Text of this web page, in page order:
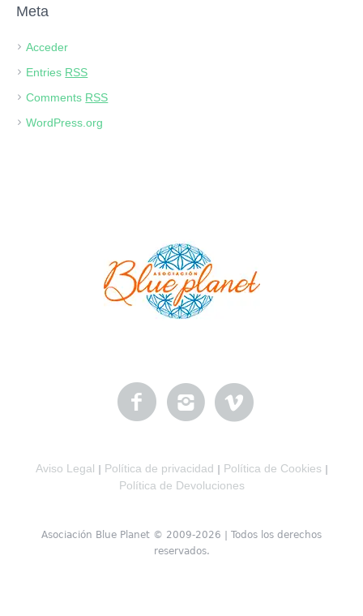
Meta
Acceder
Entries RSS
Comments RSS
WordPress.org
Aviso Legal Política de privacidad Política de Cookies
Política de Devoluciones
Asociación Blue Planet © 2009-2026 | Todos los derechos
reservados.